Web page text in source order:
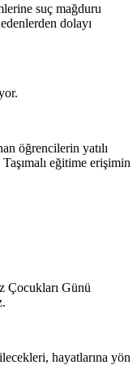
suç mağduru
dolayı
öğrencilerin yatılı
eğitime erişimin
Çocukları Günü
hayatlarına yön